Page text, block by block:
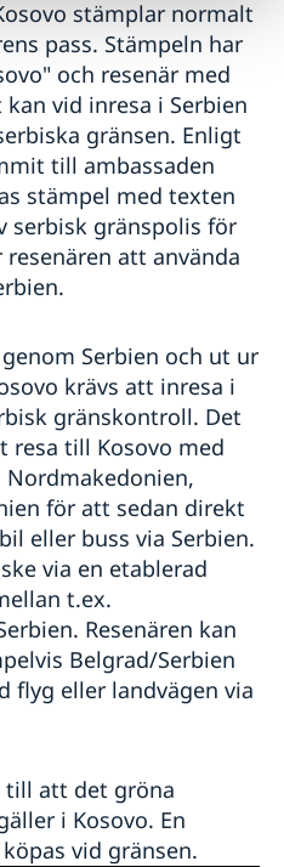
stämplar normalt
pass. Stämpeln har
och resenär med
vid inresa i Serbien
gränsen. Enligt
till ambassaden
stämpel med texten
serbisk gränspolis för
att använda
Serbien och ut ur
krävs att inresa i
gränskontroll. Det
till Kosovo med
för att sedan direkt
eller buss via Serbien.
via en etablerad
t.ex.
Resenären kan
Belgrad/Serbien
flyg eller landvägen via
till att det gröna
i Kosovo. En
vid gränsen.